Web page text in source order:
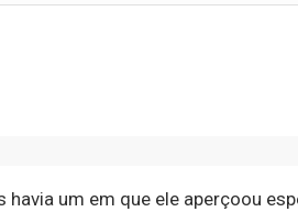
um em que ele aperçoou